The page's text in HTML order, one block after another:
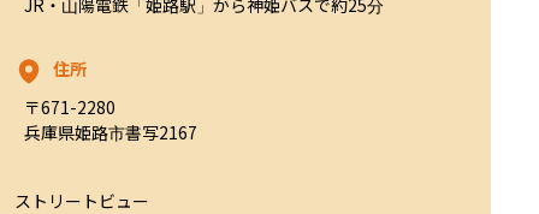
住所
〒671-2280
兵庫県姫路市書写2167
ストリートビュー